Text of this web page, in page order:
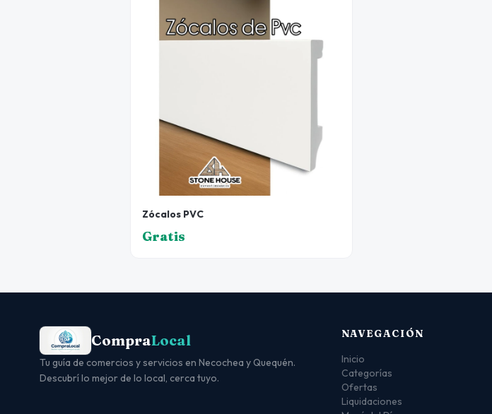
Zócalos PVC
Gratis
CompraLocal
Tu guía de comercios y servicios en Necochea y Quequén.
Descubrí lo mejor de lo local, cerca tuyo.
NAVEGACIÓN
Inicio
Categorías
Ofertas
Liquidaciones